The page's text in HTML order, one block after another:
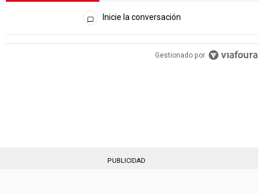
Todos los comentarios
Inicie la conversación
PUBLICIDAD